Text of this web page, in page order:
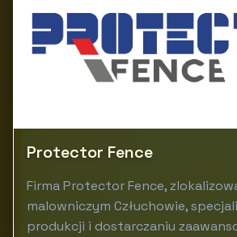
Protector Fence
Firma Protector Fence,
malowniczym Człuchowie,
produkcji i dostarczaniu